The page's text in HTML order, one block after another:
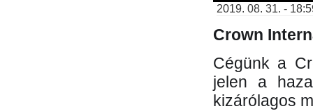
2019. 08. 31. -
Crown
Cégünk a
jelen a
kizárólagos